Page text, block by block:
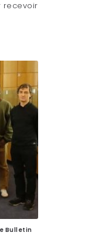
recevoir
Bulletin